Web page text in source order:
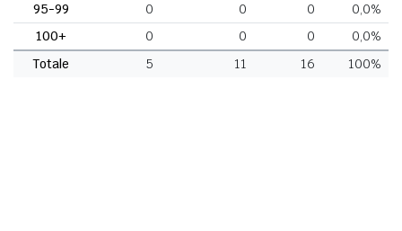
95-99
0 0 0
0,0%
100+
0 0 0
0,0%
Totale
5 11 16 100%